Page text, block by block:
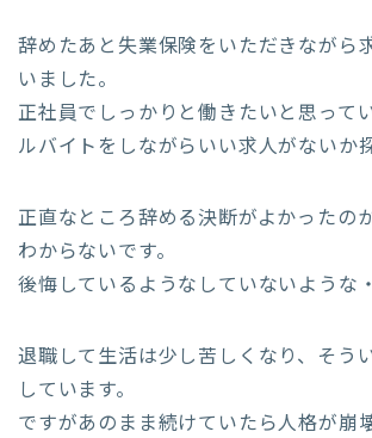
辞めたあと失業保険をいただきながら
いました。
正社員でしっかりと働きたいと思って
ルバイトをしながらいい求人がないか
正直なところ辞める決断がよかったの
わからないです。
後悔しているようなしていないような
退職して生活は少し苦しくなり、そう
しています。
ですがあのまま続けていたら人格が崩